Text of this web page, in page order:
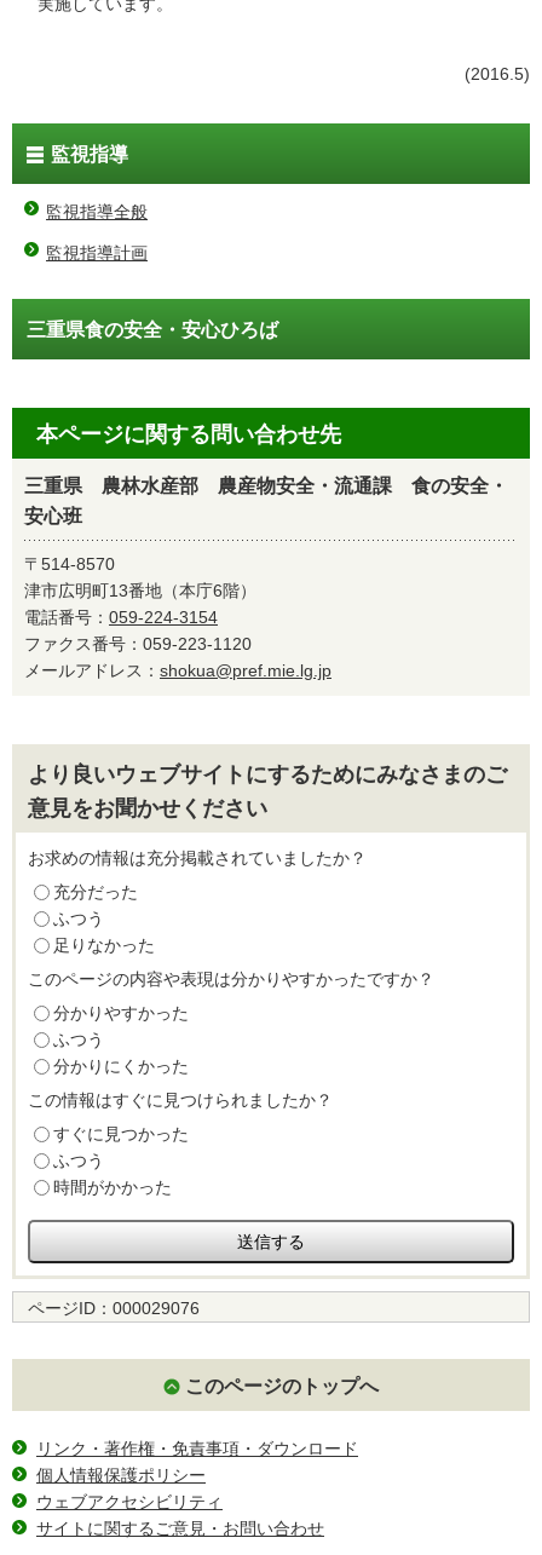
(2016.5)
監視指導
監視指導全般
監視指導計画
三重県食の安全・安心ひろば
本ページに関する問い合わせ先
三重県 農林水産部 農産物安全・流通課 食の安全・
安心班
〒514-8570
津市広明町13番地（本庁6階）
電話番号： 059-224-3154
ファクス番号：059-223-1120
メールアドレス： shokua@pref.mie.lg.jp
より良いウェブサイトにするためにみなさまのご
意見をお聞かせください
お求めの情報は充分掲載されていましたか？
充分だった
ふつう
足りなかった
このページの内容や表現は分かりやすかったですか？
分かりやすかった
ふつう
分かりにくかった
この情報はすぐに見つけられましたか？
すぐに見つかった
ふつう
時間がかかった
ページID： 000029076
このページのトップへ
リンク・著作権・免責事項・ダウンロード
個人情報保護ポリシー
ウェブアクセシビリティ
サイトに関するご意見・お問い合わせ